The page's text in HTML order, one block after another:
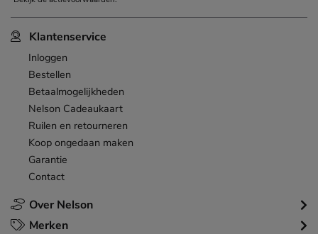
Over Nelson
Klantenservice
Inloggen
Bestellen
Betaalmogelijkheden
Nelson Cadeaukaart
Ruilen en retourneren
Koop ongedaan maken
Garantie
Contact
Merken